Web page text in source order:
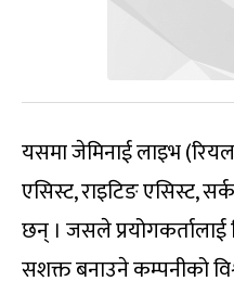
यसमा जेमिनाई लाइभ
एसिस्ट, राइटिङ एसिस्ट,
छन् । जसले
सशक्त बनाउने कम्पनीको